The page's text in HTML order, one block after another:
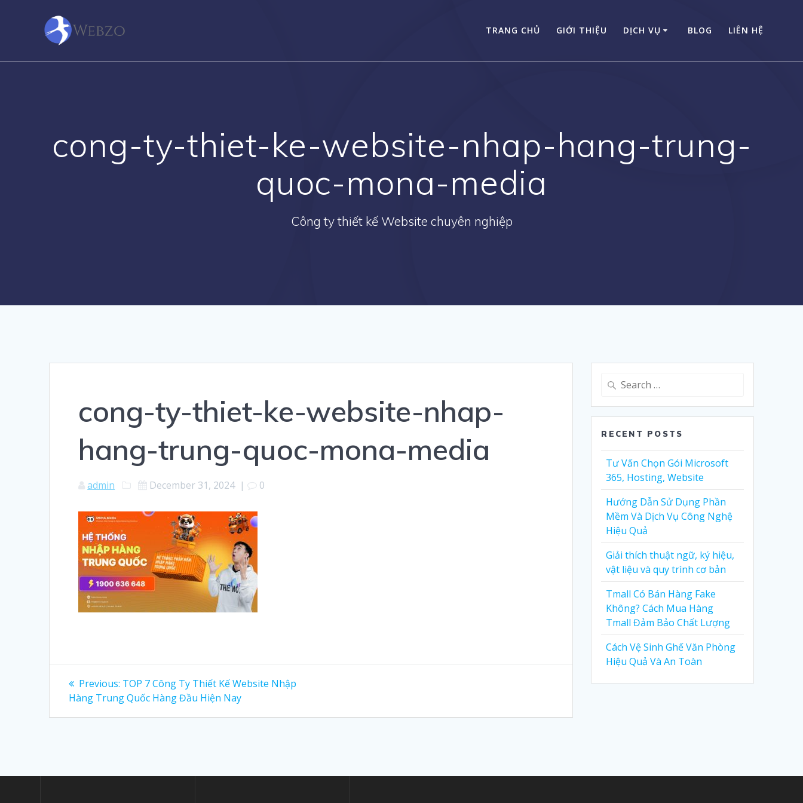
TRANG CHỦ GIỚI THIỆU DỊCH VỤ BLOG LIÊN HỆ
cong-ty-thiet-ke-website-nhap-hang-trung-
quoc-mona-media
Công ty thiết kế Website chuyên nghiệp
cong-ty-thiet-ke-website-nhap-
hang-trung-quoc-mona-media
admin December 31, 2024| 0
Post
navigation
Previous: Previous
post:
TOP 7 Công Ty Thiết Kế Website Nhập
Hàng Trung Quốc Hàng Đầu Hiện Nay
Search
RECENT POSTS
Tư Vấn Chọn Gói Microsoft
365, Hosting, Website
Hướng Dẫn Sử Dụng Phần
Mềm Và Dịch Vụ Công Nghệ
Hiệu Quả
Giải thích thuật ngữ, ký hiệu,
vật liệu và quy trình cơ bản
Tmall Có Bán Hàng Fake
Không? Cách Mua Hàng
Tmall Đảm Bảo Chất Lượng
Cách Vệ Sinh Ghế Văn Phòng
Hiệu Quả Và An Toàn